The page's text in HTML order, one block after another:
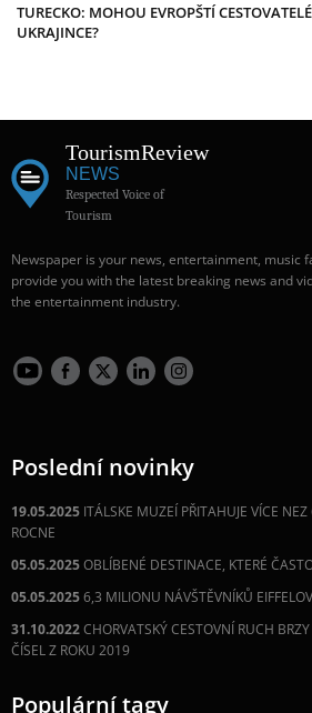
TURECKO: MOHOU EVROPŠTÍ
UKRAJINCE?
TourismReview
NEWS
Respected Voice of
Tourism
Newspaper is your news, entertainment, music
provide you with the latest breaking news and
the entertainment industry.
Poslední novinky
19.05.2025 ITÁLSKE MUZEÍ PŘITAHUJE VÍCE
ROCNE
05.05.2025OBLÍBENÉ DESTINACE, KTERÉ
05.05.20256,3 MILIONU NÁVŠTĚVNÍKŮ
31.10.2022CHORVATSKÝ CESTOVNÍ RUCH
ČÍSEL Z ROKU 2019
Populární tagy